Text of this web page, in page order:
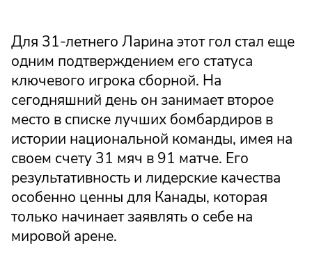
Для 31-летнего Ларина этот гол стал еще
одним подтверждением его статуса
ключевого игрока сборной. На
сегодняшний день он занимает второе
место в списке лучших бомбардиров в
истории национальной команды, имея на
своем счету 31 мяч в 91 матче. Его
результативность и лидерские качества
особенно ценны для Канады, которая
только начинает заявлять о себе на
мировой арене.